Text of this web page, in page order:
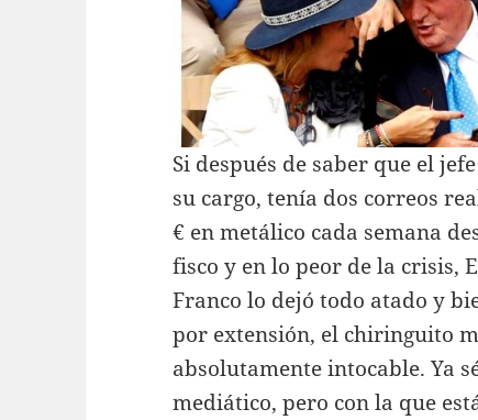
Si después de saber que el
su cargo, tenía dos correos
€ en metálico cada semana
fisco y en lo peor de la crisis,
Franco lo dejó todo atado y
por extensión, el chiringuito
absolutamente intocable. Ya
mediático, pero con la que